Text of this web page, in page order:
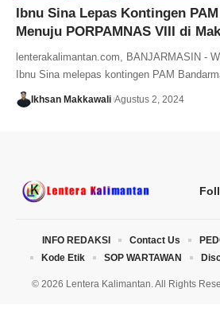
Ibnu Sina Lepas Kontingen
Menuju PORPAMNAS VIII di
lenterakalimantan.com, BANJARMASIN -
Ibnu Sina melepas kontingen PAM
Ikhsan Makkawali Agustus 2, 2024
© 2026 Lentera Kalimantan. All Rights
INFO REDAKSI Contact Us
Kode Etik
SOP WARTAWAN